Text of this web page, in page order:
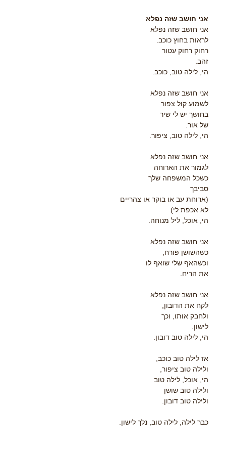
אני חושב שזה נפלא
אני חושב שזה נפלא
לראות בחוץ כוכב.
רחוק רחוק עטור
זהב.
הי, לילה טוב, כוכב.
אני חושב שזה נפלא
לשמוע קול צפור
בחושך יש לי שיר
של אור.
הי, לילה טוב, ציפור.
אני חושב שזה נפלא
לגמור את הארוחה
כשכל המשפחה שלך
סביבך
(ארוחת עב או בוקר או צהריים
לא אכפת לי)
הי, אוכל, ליל מנוחה.
אני חושב שזה נפלא
כשהשושן פורח,
וכשהאף שלי שואף לו
את הריח.
אני חושב שזה נפלא
לקח את הדובון,
ולחבק אותו, וכך
לישון.
הי, לילה טוב דובון.
אז לילה טוב כוכב,
ולילה טוב ציפור,
הי, אוכל, לילה טוב
ולילה טוב שושן
ולילה טוב דובון.
כבר לילה, לילה טוב, נלך לישון.